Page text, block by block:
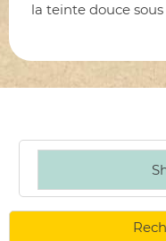
la teinte douce